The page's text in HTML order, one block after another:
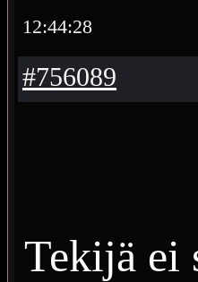
12:44:28
#756089
Tekijä ei